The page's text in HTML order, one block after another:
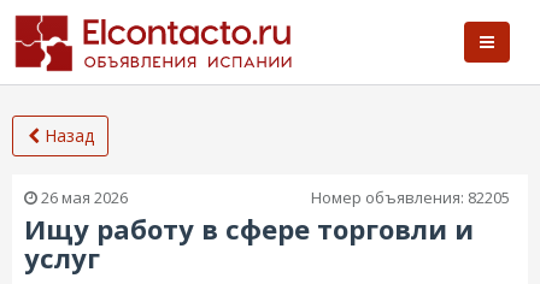
Назад
26 мая 2026 Номер объявления: 82205
Ищу работу в сфере торговли и
услуг